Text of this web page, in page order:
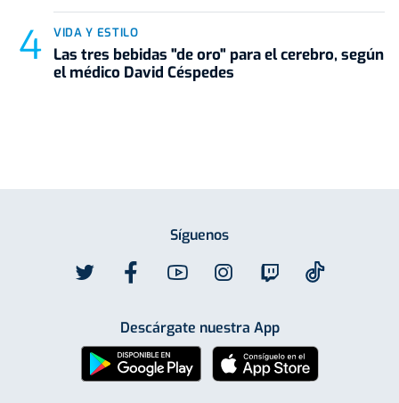
VIDA Y ESTILO
Las tres bebidas "de oro" para el cerebro, según
el médico David Céspedes
Síguenos
Descárgate nuestra App